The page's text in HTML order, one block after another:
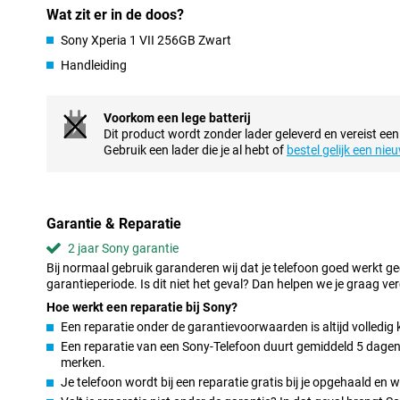
hoeft geen professional te zijn om toch professionele beelden
creators en iedereen die zijn camera serieus neemt.
Groot 4K OLED-scherm
is helder, kleurrijk en vloeiend dankzij de 120Hz
mobiel gamen. Dankzij de 19.5:9 beeldverhouding krijg je een
handpalm. Dit scherm is een genot voor je ogen, of je nu
makkelijk de dag door, ook bij intensief gebruik. Dankzij AI-
gewoontes kennen en past het energiegebruik hierop aan.
Razendsnelle prestaties en veel opslagruimte
Met de Snapdragon 8 Elite chipset is de Xperia 1 VII razendsnel.
multitasken gaat zonder haperingen. Het toestel beschikt over
geheugen eenvoudig uit met een microSD-kaart.
Strak design
De Sony Xperia 1 VII heeft een elegant en herkenbaar design.
Wat zit er in de doos?
Sony Xperia 1 VII 256GB Zwart
Handleiding
Voorkom een lege batterij
Dit product wordt zonder lader geleverd en vereist
Gebruik een lader die je al hebt of bestel gelijk een
Garantie & Reparatie
2 jaar Sony garantie
Bij normaal gebruik garanderen wij dat je telefoon goed werkt
garantieperiode. Is dit niet het geval? Dan helpen we je graag
Hoe werkt een reparatie bij Sony?
Een reparatie onder de garantievoorwaarden is altijd volledig
Een reparatie van een Sony-Telefoon duurt gemiddeld 5
merken.
Je telefoon wordt bij een reparatie gratis bij je opgehaald en